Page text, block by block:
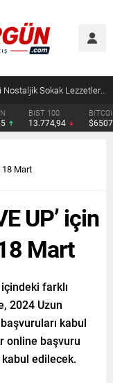
Eyyübiye’de Ziraat Odası Gündemde: Çiftçilerin Sorunları İçin Yeni Çağrı
BITCOIN
$65077
18 Mart
UP’ için
Mart
farklı
2024 Uzun
kabul
online başvuru
edilecek.